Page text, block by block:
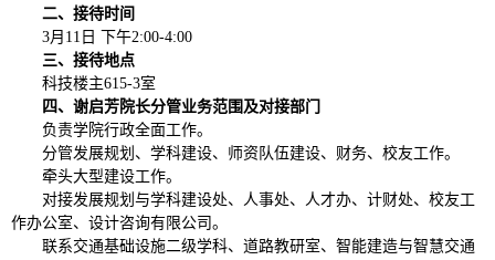
二、接待时间
3月 11 日 下午2:00-4:00
三、接待地点
科技楼主615-3室
四、 谢启芳院长分管业务范围及对接部门
负责学院行政全面工作。
分管发展规划、学科建设、师资队伍建设、财务、校友工作。
牵头大型建设工作。
对接发展规划与学科建设处、人事处、人才办、计财处、校友工
作办公室、设计咨询有限公司。
联系交通基础设施二级学科、道路教研室、智能建造与智慧交通